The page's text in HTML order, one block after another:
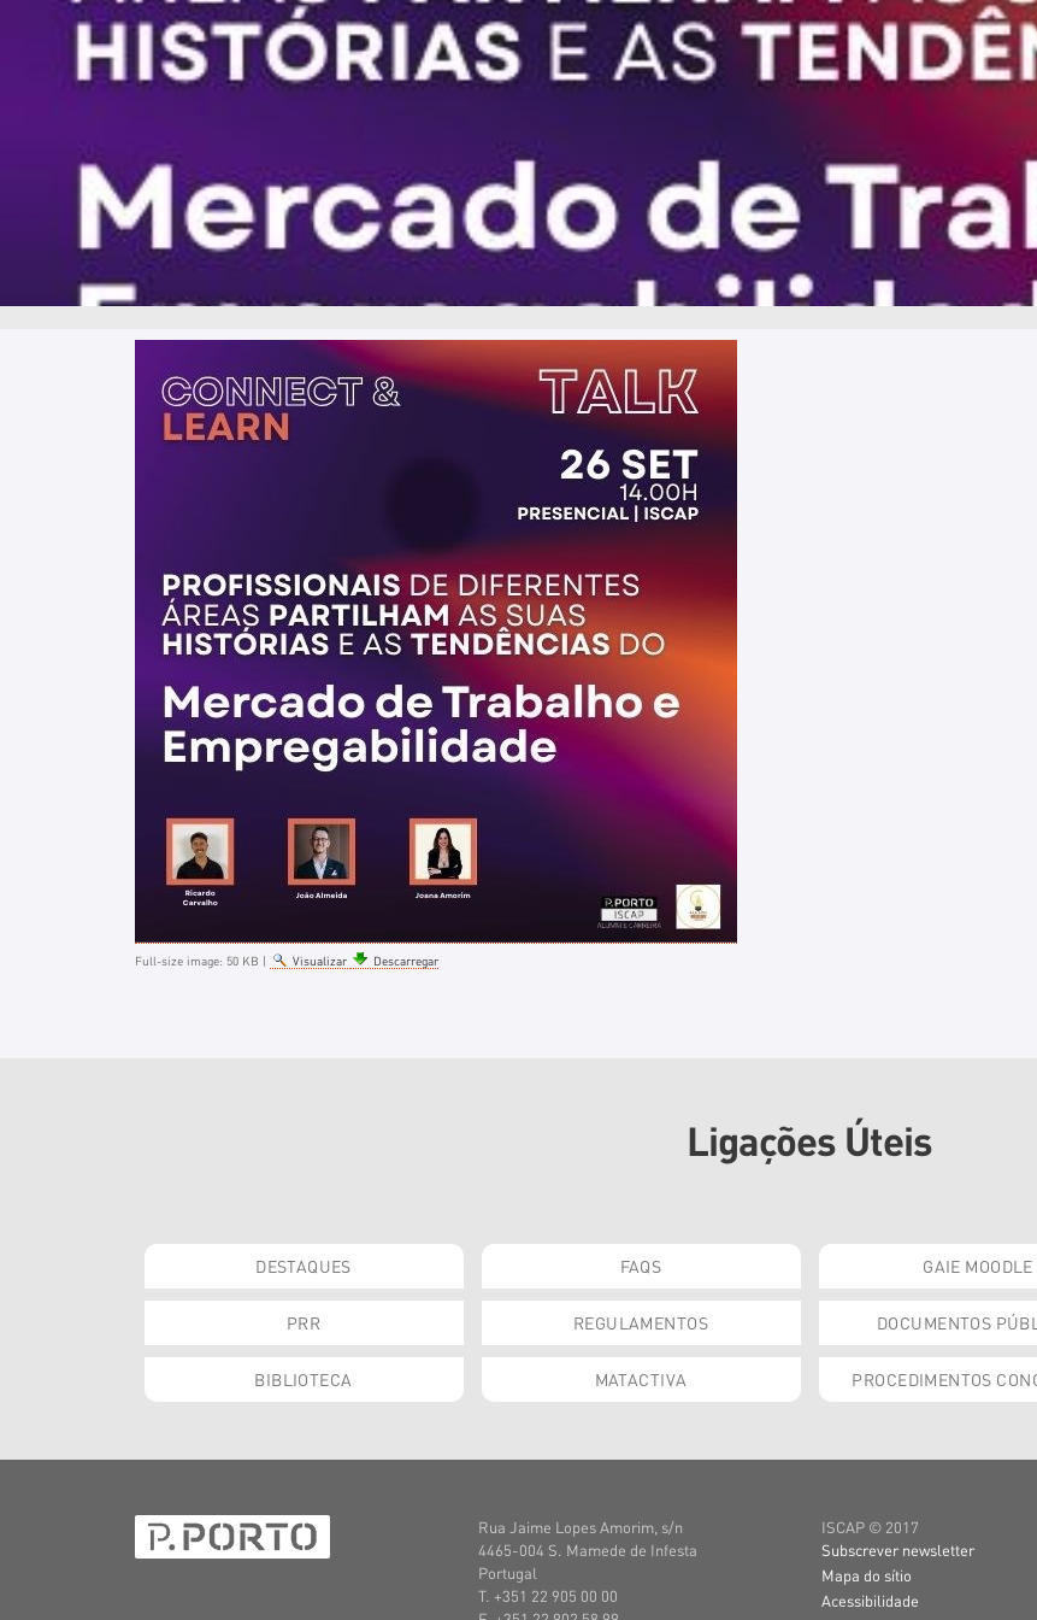
Full-size image: 50 KB | Visualizar Descarregar
Ligações Úteis
DESTAQUES FAQS GAIE MOODLE
PRR REGULAMENTOS DOCUMENTOS
BIBLIOTECA MATACTIVA PROCEDIMENTOS
Rua Jaime Lopes Amorim, s/n
4465-004 S. Mamede de Infesta
Portugal
T. +351 22 905 00 00
ISCAP © 2017
Subscrever newsletter
Mapa do sítio
Acessibilidade